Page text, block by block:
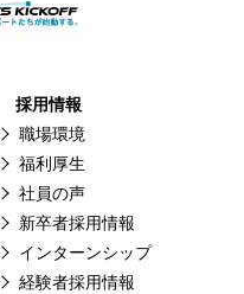
採用情報
職場環境
福利厚生
社員の声
新卒者採用情報
インターンシップ
経験者採用情報